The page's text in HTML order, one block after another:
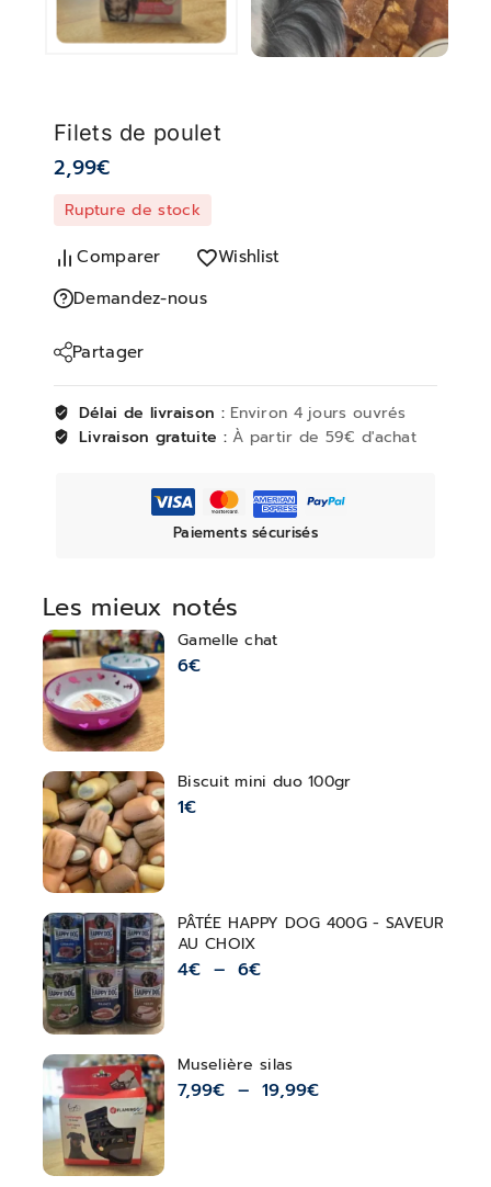
Les mieux notés
Gamelle chat
6€
Biscuit mini duo 100gr
1€
PÂTÉE HAPPY DOG 400G - SAVEUR
AU CHOIX
4€ – 6€
Muselière silas
7,99€ – 19,99€
Filets de poulet
2,99€
Rupture de stock
Comparer
Wishlist
Demandez-nous
Partager
Délai de livraison : Environ 4 jours ouvrés
Livraison gratuite :À partir de 59€ d'achat
Paiements sécurisés